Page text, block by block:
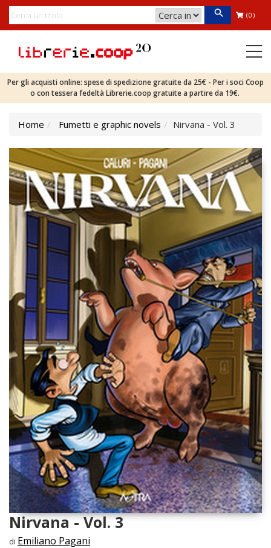
(0)
Per gli acquisti online: spese di spedizione gratuite da 25€ - Per i soci Coop
o con tessera fedeltà Librerie.coop gratuite a partire da 19€.
Home Fumetti e graphic novels Nirvana - Vol. 3
Nirvana - Vol. 3
di Emiliano Pagani